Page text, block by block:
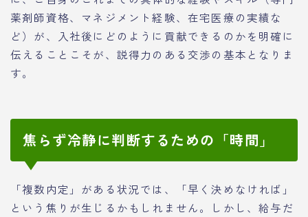
薬剤師資格、マネジメント経験、在宅医療の実績な
ど）が、入社後にどのように貢献できるのかを明確に
伝えることこそが、説得力のある交渉の基本となりま
す。
焦らず冷静に判断するための「時間」
「複数内定」がある状況では、「早く決めなければ」
という焦りが生じるかもしれません。しかし、給与だ